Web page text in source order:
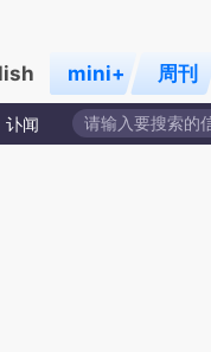
mini+ 周刊
讣闻